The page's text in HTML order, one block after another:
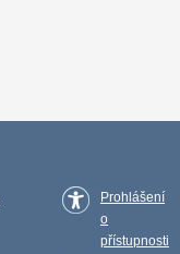
Prohlášení
o
přístupnosti